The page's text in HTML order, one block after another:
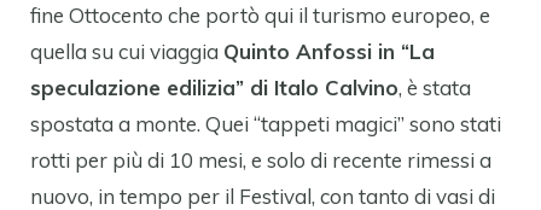
fine Ottocento che portò qui il turismo europeo, e
quella su cui viaggia Quinto Anfossi in “La
speculazione edilizia” di Italo Calvino, è stata
spostata a monte. Quei “tappeti magici” sono stati
rotti per più di 10 mesi, e solo di recente rimessi a
nuovo, in tempo per il Festival, con tanto di vasi di